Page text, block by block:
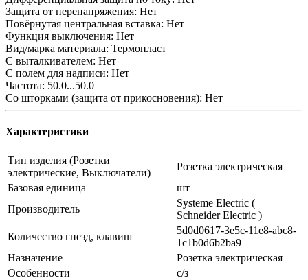
Защита от перенапряжения: Нет
Повёрнутая центральная вставка: Нет
Функция выключения: Нет
Вид/марка материала: Термопласт
С выталкивателем: Нет
С полем для надписи: Нет
Частота: 50.0...50.0
Со шторками (защита от прикосновения): Нет
Характеристики
Тип изделия (Розетки
электрические, Выключатели)
Розетка электрическая
Базовая единица
шт
Производитель
Systeme Electric (
Schneider Electric )
Количество гнезд, клавиш
5d0d0617-3e5c-11e8-abc8-
1c1b0d6b2ba9
Назначение
Розетка электрическая
Особенности
с/з